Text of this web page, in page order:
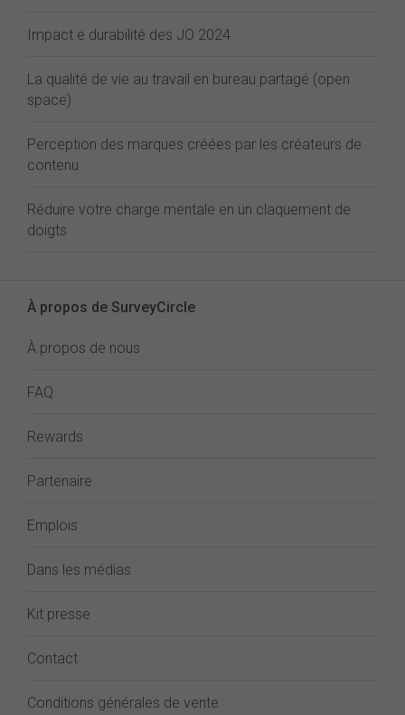
Impact e durabilité des JO 2024
La qualité de vie au travail en bureau partagé (open
space)
Perception des marques créées par les créateurs de
contenu
Réduire votre charge mentale en un claquement de
doigts
À propos de SurveyCircle
À propos de nous
FAQ
Rewards
Partenaire
Emplois
Dans les médias
Kit presse
Contact
Conditions générales de vente